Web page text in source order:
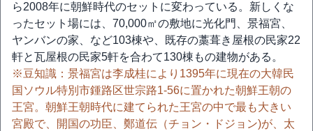
ら2008年に朝鮮時代のセットに変わっている。新しくな
ったセット場には、70,000㎡の敷地に光化門、景福宮、
ヤンバンの家、など103棟や、既存の藁葺き屋根の民家22
軒と瓦屋根の民家5軒を合わて130棟もの建物がある。
※豆知識：景福宮は李成桂により1395年に現在の大韓民
国ソウル特別市鍾路区世宗路1-56に置かれた朝鮮王朝の
王宮。朝鮮王朝時代に建てられた王宮の中で最も大きい
宮殿で、開国の功臣、鄭道伝（チョン・ドジョン)が、太